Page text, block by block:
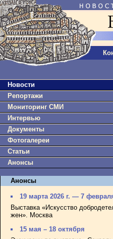
Новости
Репортажи
Мониторинг СМИ
Интервью
Документы
Фотогалереи
Статьи
Анонсы
Анонсы
19 марта 2026 г. — 7
Выставка «Искусство
жен». Москва
15 мая – 18 октября